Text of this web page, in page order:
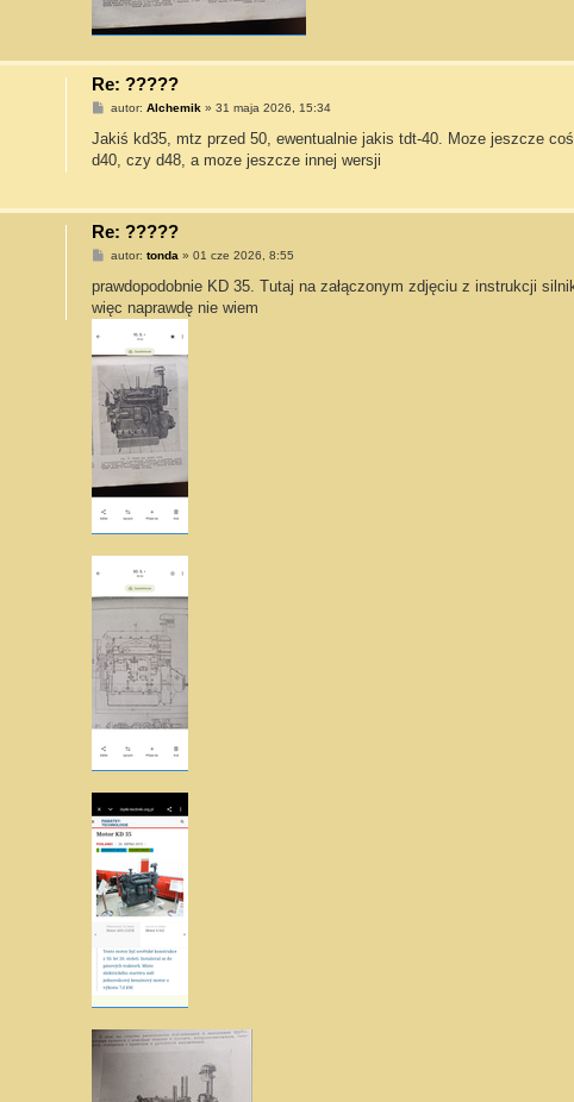
Re: ?????
P
s
autor: Alchemik» 31 maja 2026, 15:34
Jakiś kd35, mtz przed 50, ewentualnie jakis tdt-40. Moze jeszcze
d40, czy d48, a moze jeszcze innej wersji
Re: ?????
P
s
autor: tonda » 01 cze 2026, 8:55
prawdopodobnie KD 35. Tutaj na załączonym zdjęciu z instrukcji
więc naprawdę nie wiem